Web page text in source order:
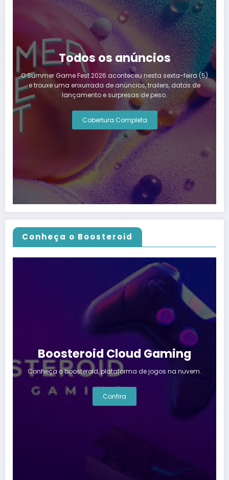
Todos os anúncios
O Summer Game Fest 2026 aconteceu nesta sexta-feira (5)
e trouxe uma enxurrada de anúncios, trailers, datas de
lançamento e surpresas de peso.
Cobertura Completa
Conheça o Boosteroid
Boosteroid Cloud Gaming
Conheça o boosteroid, plataforma de jogos na nuvem.
Confira